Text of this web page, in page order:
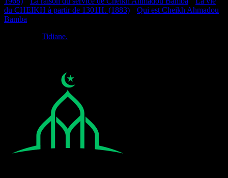
du CHEIKH à partir de 1301H. (1883)
Qui est Cheikh Ahmadou
Bamba
Tidiane.